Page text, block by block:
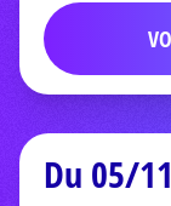
Du 05/